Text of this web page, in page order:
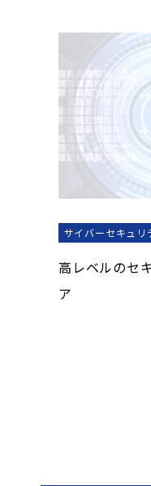
サイバーセキュリ
高レベルのセ
ア